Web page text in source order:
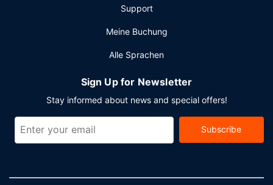
Support
Meine Buchung
Alle Sprachen
Sign Up for Newsletter
Stay informed about news and special offers!
Subscribe